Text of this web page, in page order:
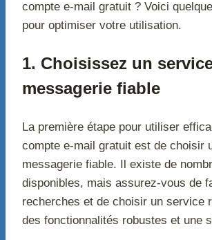
compte e-mail gratuit ? Voici
pour optimiser votre utilisation.
1. Choisissez un
messagerie fiable
La première étape pour utiliser
compte e-mail gratuit est de choisir
messagerie fiable. Il existe de
disponibles, mais assurez-vous de
recherches et de choisir un service
des fonctionnalités robustes et une